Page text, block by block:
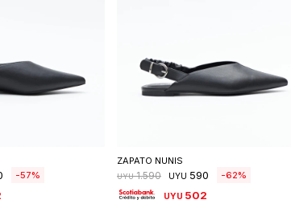
57
ZAPATO NUNIS
UYU 1.590 UYU 590 62
UYU 502